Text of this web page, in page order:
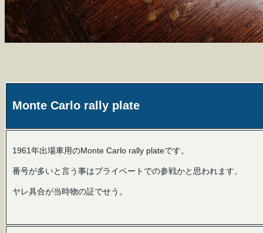
Monte Carlo rally plate
1961年出場車用のMonte Carlo rally plateです。
番号が多いと言う事はプライベートでの参戦かと思われます。
ヤレ具合が当時物の証でせう。